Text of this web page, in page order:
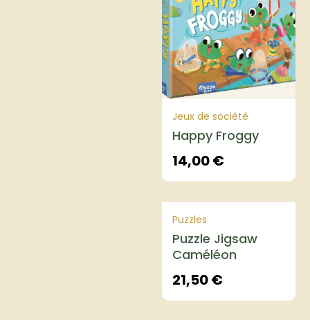
Jeux de société
Happy Froggy
14,00€
Puzzles
Puzzle Jigsaw
Caméléon
21,50€